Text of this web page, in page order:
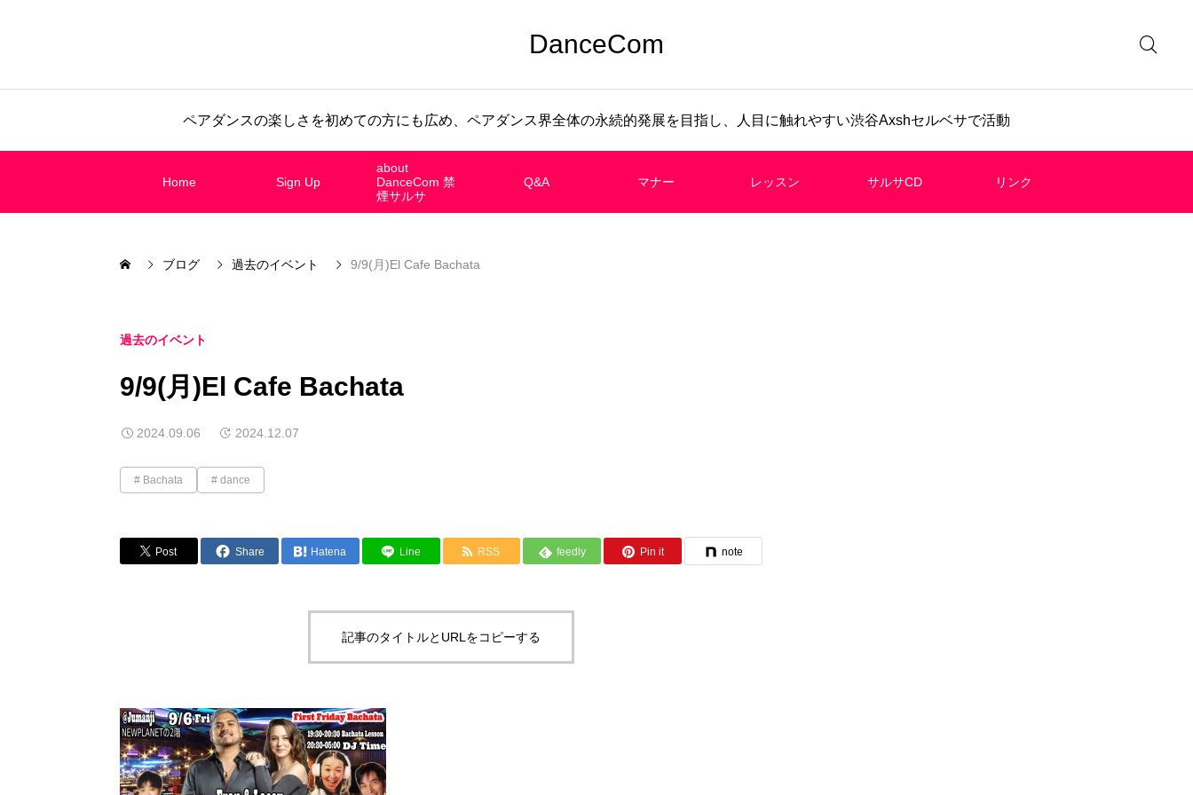
DanceCom
ペアダンスの楽しさを初めての方にも広め、ペアダンス界全体の永続的発展を目指し、人目に触れやすい渋谷Axshセルベサで活動
Home Sign Up
about
DanceCom 禁
煙サルサ
Q&A マナー レッスン サルサCD リンク
ブログ 過去のイベント 9/9(月)El Cafe Bachata
過去のイベント
9/9(月)El Cafe Bachata
2024.09.06 2024.12.07
Bachata dance
Post Share Hatena Line RSS feedly Pin it note
記事のタイトルとURLをコピーする